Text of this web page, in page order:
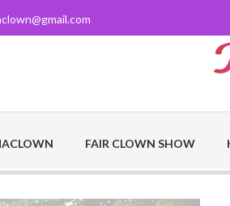
FAIR CLOWN SHOW